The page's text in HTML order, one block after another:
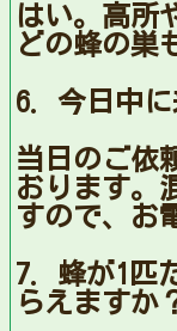
はい。高所
どの蜂の巣
6. 今日中に
当日のご依
おります。
すので、お
7. 蜂が1匹
らえますか